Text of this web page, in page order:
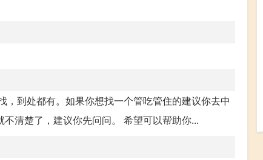
到处都有。如果你想找一个管吃管住的建议你去中
清楚了，建议你先问问。 希望可以帮助你...